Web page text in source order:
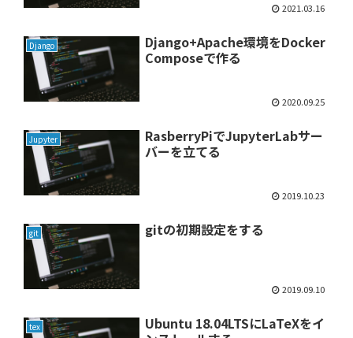
2021.03.16
Django
Django+Apache環境をDocker
Composeで作る
2020.09.25
Jupyter
RasberryPiでJupyterLabサー
バーを立てる
2019.10.23
git gitの初期設定をする
2019.09.10
tex
Ubuntu 18.04LTSにLaTeXをイ